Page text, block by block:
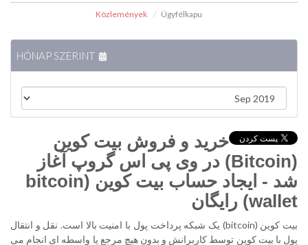
Ügyfélkapu
خرید و فروش بیت کوین
(Bitcoin) در وی پی اس گروپ آغاز
شد - ایجاد حساب بیت کوین (bitcoin
wallet) رایگان
بیت کوین (bitcoin) یک شبکه‌ پرداخت پول با امنیت بالا است. نقل و انتقال
پول با بیت کوین توسط کاربرانش و بدون هیچ مرجع یا واسطه ای انجام می